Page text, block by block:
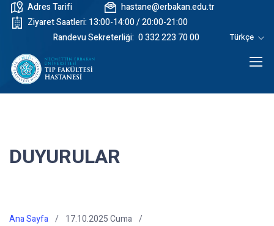
Adres Tarifi
hastane@erbakan.edu.tr
Ziyaret Saatleri: 13:00-14:00 / 20:00-21:00
Randevu Sekreterliği: 0 332 223 70 00 Türkçe
DUYURULAR
Ana Sayfa
17.10.2025 Cuma